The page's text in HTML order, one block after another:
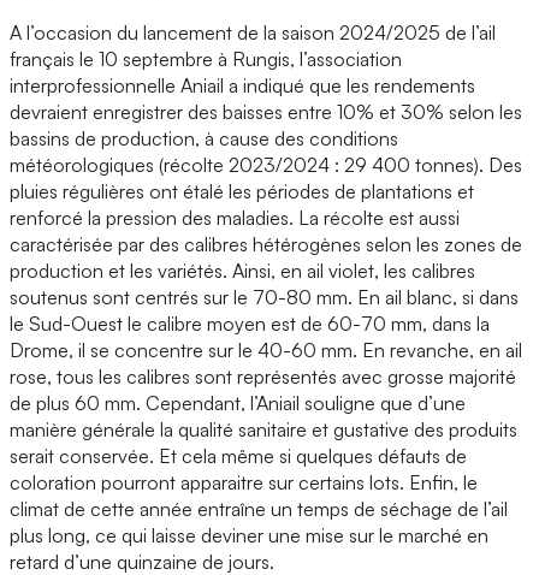
A l’occasion du lancement de la saison 2024/2025 de l’ail
français le 10 septembre à Rungis, l’association
interprofessionnelle Aniail a indiqué que les rendements
devraient enregistrer des baisses entre 10% et 30% selon les
bassins de production, à cause des conditions
météorologiques (récolte 2023/2024 : 29 400 tonnes). Des
pluies régulières ont étalé les périodes de plantations et
renforcé la pression des maladies. La récolte est aussi
caractérisée par des calibres hétérogènes selon les zones de
production et les variétés. Ainsi, en ail violet, les calibres
soutenus sont centrés sur le 70-80 mm. En ail blanc, si dans
le Sud-Ouest le calibre moyen est de 60-70 mm, dans la
Drome, il se concentre sur le 40-60 mm. En revanche, en ail
rose, tous les calibres sont représentés avec grosse majorité
de plus 60 mm. Cependant, l’Aniail souligne que d’une
manière générale la qualité sanitaire et gustative des produits
serait conservée. Et cela même si quelques défauts de
coloration pourront apparaitre sur certains lots. Enfin, le
climat de cette année entraîne un temps de séchage de l’ail
plus long, ce qui laisse deviner une mise sur le marché en
retard d’une quinzaine de jours.